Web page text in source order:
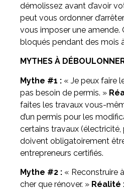
démolissez avant d’avoir
peut vous ordonner
vous imposer une amende.
bloqués pendant des mois
MYTHES À
Mythe #1 : « Je peux faire
pas besoin de permis. »
faites les travaux vous-
d’un permis pour les
certains travaux (électricité,
doivent obligatoirement
entrepreneurs certifiés.
Mythe #2 : « Reconstruire
cher que rénover. » Réalité